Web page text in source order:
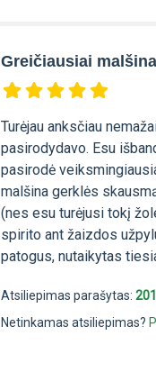
Greičiausiai
Turėjau anksčiau
pasirodydavo. Esu
pasirodė
malšina gerklės
(nes esu turėjusi tokį
spirito ant žaizdos
patogus, nutaikytas
Atsiliepimas parašytas:
Netinkamas atsiliepimas?